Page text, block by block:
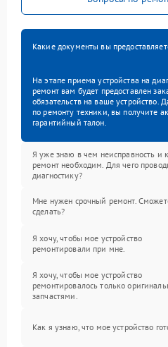
Какие документы вы
На этапе приема устройства на
ремонт вам будет предоставлен
обязательств на ваше устройство.
по ремонту техники, вы получите
гарантийный талон.
Я уже знаю в чем неисправность и
ремонт необходим. Для чего
диагностику?
Мне нужен срочный ремонт.
сделать?
Я хочу, чтобы мое устройство
ремонтировали при мне.
Я хочу, чтобы мое устройство
ремонтировалось только
запчастями.
Как я узнаю, что мое устройство